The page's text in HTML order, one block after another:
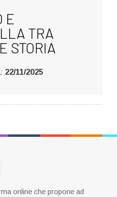
E
TRA
STORIA
22/11/2025
online che propone ad